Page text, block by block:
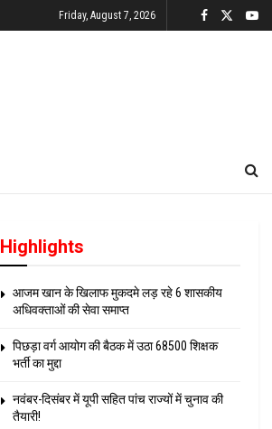
Friday, August 7, 2026
Highlights
आजम खान के खिलाफ मुकदमे लड़ रहे 6 शासकीय
अधिवक्ताओं की सेवा समाप्त
पिछड़ा वर्ग आयोग की बैठक में उठा 68500 शिक्षक
भर्ती का मुद्दा
नवंबर-दिसंबर में यूपी सहित पांच राज्यों में चुनाव की
तैयारी!